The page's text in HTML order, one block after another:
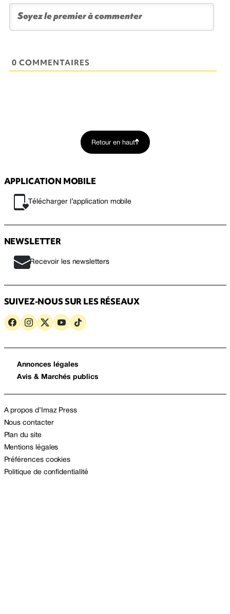
0 COMMENTAIRES
Retour en haut
APPLICATION MOBILE
Télécharger l’application mobile
NEWSLETTER
Recevoir les newsletters
SUIVEZ-NOUS SUR LES RÉSEAUX
Annonces légales
Avis & Marchés publics
A propos d’Imaz Press
Nous contacter
Plan du site
Mentions légales
Préférences cookies
Politique de confidentialité